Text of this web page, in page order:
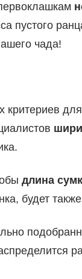
пустого
чада!
длина
будет